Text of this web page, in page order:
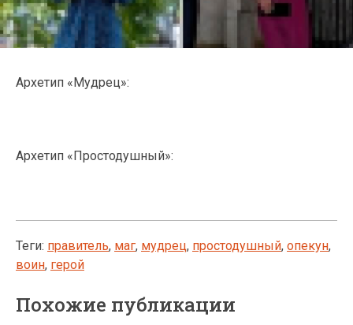
Архетип «Мудрец»:
Архетип «Простодушный»:
Теги: правитель, маг, мудрец, простодушный, опекун,
воин, герой
Похожие публикации